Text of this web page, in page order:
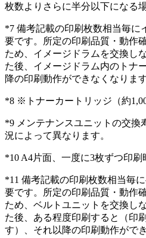
枚数よりさらに半分以下になる
*7 備考記載の印刷枚数相当毎に
要です。所定の印刷品質・動作
ため、イメージドラムを交換し
た後、イメージドラム内のトナ
降の印刷動作ができなくなります
*8 ※トナーカートリッジ（約
*9 メンテナンスユニットの交換
況によって異なります。
*10 A4片面、一度に3枚ずつ印刷
*11 備考記載の印刷枚数相当毎
要です。所定の印刷品質・動作
ため、ベルトユニットを交換し
た後、ある程度印刷すると（印
す）、それ以降の印刷動作がで